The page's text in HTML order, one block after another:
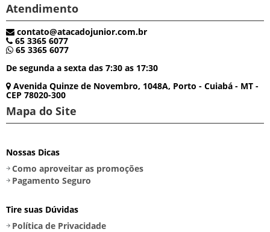
Atendimento
contato@atacadojunior.com.br
65 3365 6077
65 3365 6077
De segunda a sexta das 7:30 as 17:30
Avenida Quinze de Novembro, 1048A, Porto - Cuiabá - MT -
CEP 78020-300
Mapa do Site
Nossas Dicas
Como aproveitar as promoções
Pagamento Seguro
Tire suas Dúvidas
Política de Privacidade